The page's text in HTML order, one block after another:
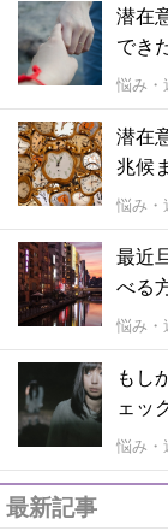
潜在
でき
悩み・
潜在
兆候
悩み・
最近
べる
悩み・
もし
ェッ
悩み・
最新記事